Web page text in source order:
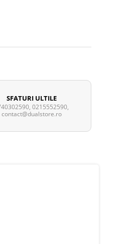
SFATURI ULTILE
0215552590,
contact@dualstore.ro